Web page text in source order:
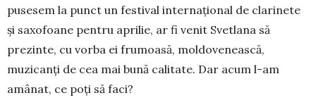
pusesem la punct un festival in­ternațional de clarinete
și saxofoane pentru apri­lie, ar fi venit Svetlana să
prezinte, cu vorba ei fru­moasă, moldovenească,
muzicanți de cea mai bună calitate. Dar acum l-am
amânat, ce poți să faci?